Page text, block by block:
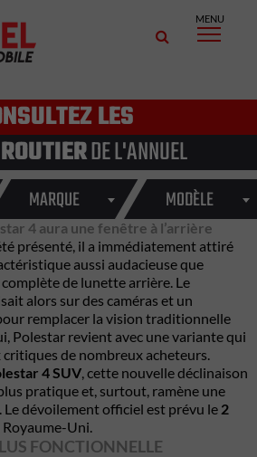
MENU
LES
DE L'ANNUEL
MARQUE MODÈLE
4 aura une fenêtre à l’arrière
présenté, il a immédiatement attiré
aussi audacieuse que
complète de lunette arrière. Le
alors sur des caméras et un
remplacer la vision traditionnelle
Polestar revient avec une variante qui
de nombreux acheteurs.
4 SUV, cette nouvelle déclinaison
pratique et, surtout, ramène une
dévoilement officiel est prévu le 2
Royaume-Uni.
FONCTIONNELLE